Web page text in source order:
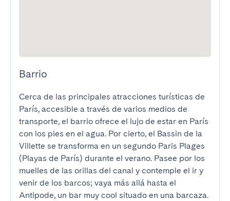
Barrio
Cerca de las principales atracciones turísticas de
París, accesible a través de varios medios de
transporte, el barrio ofrece el lujo de estar en París
con los pies en el agua. Por cierto, el Bassin de la
Villette se transforma en un segundo Paris Plages
(Playas de París) durante el verano. Pasee por los
muelles de las orillas del canal y contemple el ir y
venir de los barcos; vaya más allá hasta el
Antipode, un bar muy cool situado en una barcaza.